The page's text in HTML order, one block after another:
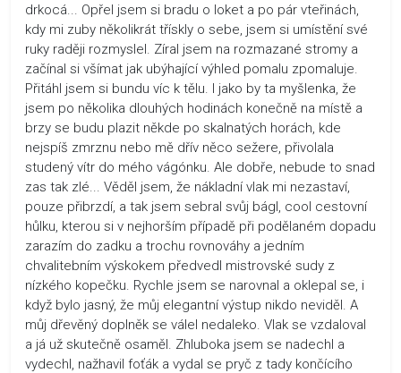
drkocá... Opřel jsem si bradu o loket a po pár vteřinách,
kdy mi zuby několikrát třískly o sebe, jsem si umístění své
ruky raději rozmyslel. Zíral jsem na rozmazané stromy a
začínal si všímat jak ubýhající výhled pomalu zpomaluje.
Přitáhl jsem si bundu víc k tělu. I jako by ta myšlenka, že
jsem po několika dlouhých hodinách konečně na místě a
brzy se budu plazit někde po skalnatých horách, kde
nejspíš zmrznu nebo mě dřív něco sežere, přivolala
studený vítr do mého vágónku. Ale dobře, nebude to snad
zas tak zlé... Věděl jsem, že nákladní vlak mi nezastaví,
pouze přibrzdí, a tak jsem sebral svůj bágl, cool cestovní
hůlku, kterou si v nejhorším případě při podělaném dopadu
zarazím do zadku a trochu rovnováhy a jedním
chvalitebním výskokem předvedl mistrovské sudy z
nízkého kopečku. Rychle jsem se narovnal a oklepal se, i
když bylo jasný, že můj elegantní výstup nikdo neviděl. A
můj dřevěný doplněk se válel nedaleko. Vlak se vzdaloval
a já už skutečně osaměl. Zhluboka jsem se nadechl a
vydechl, nažhavil foťák a vydal se pryč z tady končícího